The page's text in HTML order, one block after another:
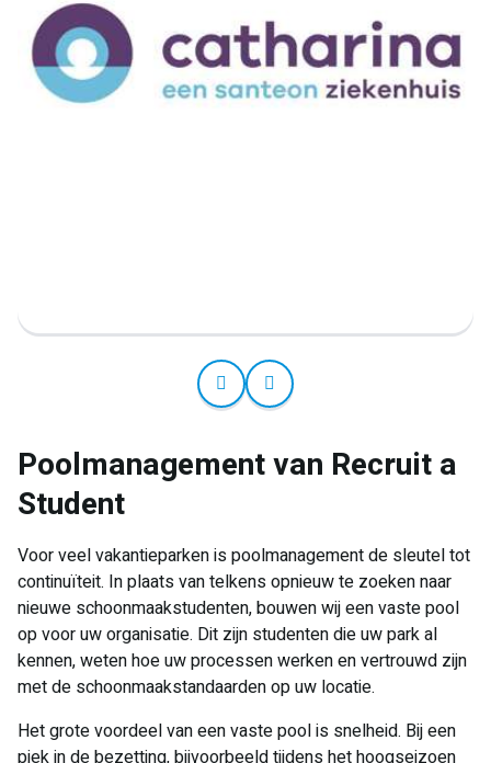
Poolmanagement van Recruit a
Student
Voor veel vakantieparken is poolmanagement de sleutel tot
continuïteit. In plaats van telkens opnieuw te zoeken naar
nieuwe schoonmaakstudenten, bouwen wij een vaste pool
op voor uw organisatie. Dit zijn studenten die uw park al
kennen, weten hoe uw processen werken en vertrouwd zijn
met de schoonmaakstandaarden op uw locatie.
Het grote voordeel van een vaste pool is snelheid. Bij een
piek in de bezetting, bijvoorbeeld tijdens het hoogseizoen